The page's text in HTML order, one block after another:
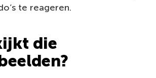
te reageren.
die